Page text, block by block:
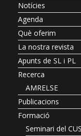
Notícies
Agenda
Què oferim
La nostra revista
Apunts de SL i PL
Recerca
AMRELSE
Publicacions
Formació
Seminari del